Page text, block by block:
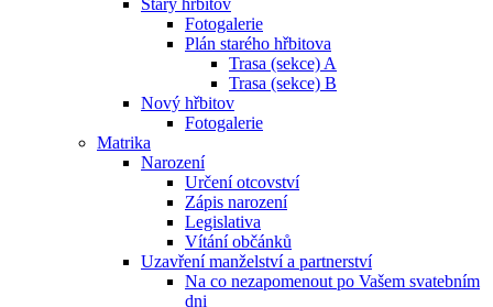
Starý hřbitov
Fotogalerie
Plán starého hřbitova
Trasa (sekce) A
Trasa (sekce) B
Nový hřbitov
Fotogalerie
Matrika
Narození
Určení otcovství
Zápis narození
Legislativa
Vítání občánků
Uzavření manželství a partnerství
Na co nezapomenout po Vašem svatebním
dni